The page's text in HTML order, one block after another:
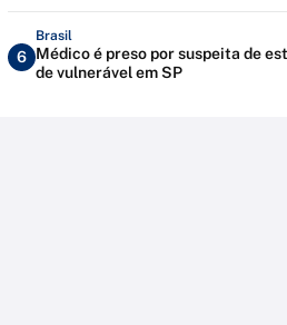
6
Brasil
Médico é preso por suspeita de
de vulnerável em SP